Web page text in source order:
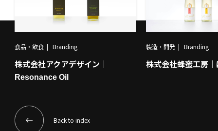
食品・飲食 Branding
株式会社アクアデザイン｜
Resonance Oil
製造・開発 Branding
株式会社蜂蜜工房
Back to index